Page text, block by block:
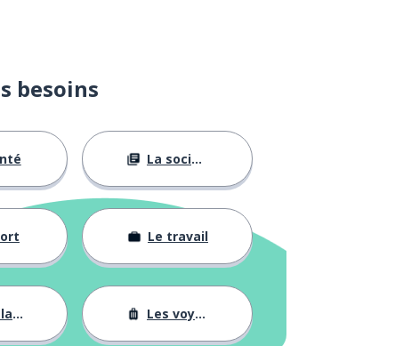
besoins
La société
Le travail
Les voyages